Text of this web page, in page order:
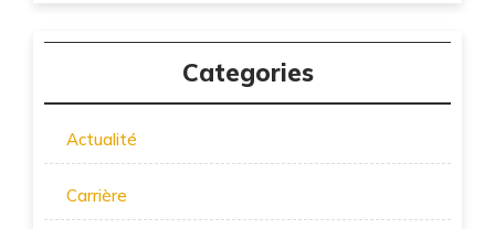
Categories
Actualité
Carrière